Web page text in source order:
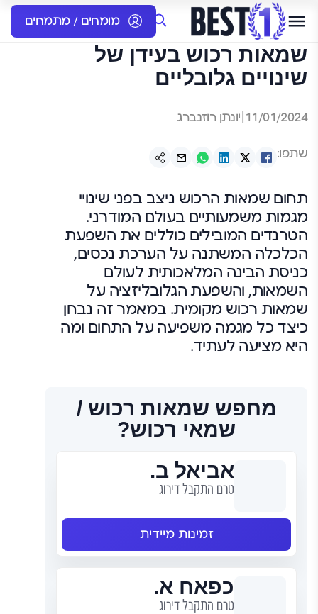
מומחים / מתמחים
שמאות רכוש בעידן של
שינויים גלובליים
11/01/2024 יונתן רוזנברג
שתפו:
תחום שמאות הרכוש ניצב בפני שינויי
מגמות משמעותיים בעולם המודרני.
הטרנדים המובילים כוללים את השפעת
הכלכלה המשתנה על הערכת נכסים,
כניסת הבינה המלאכותית לעולם
השמאות, והשפעת הגלובליזציה על
שמאות רכוש מקומית. במאמר זה נבחן
כיצד כל מגמה משפיעה על התחום ומה
היא מציעה לעתיד.
מחפש שמאות רכוש /
שמאי רכוש?
אביאל ב.
טרם התקבל דירוג
זמינות מיידית
כפאח א.
טרם התקבל דירוג